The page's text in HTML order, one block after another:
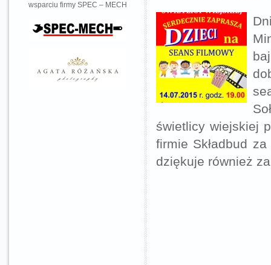
świetlicy wiejskiej
firmie Składbud
dziękuje również
wsparciu firmy SPEC – MECH